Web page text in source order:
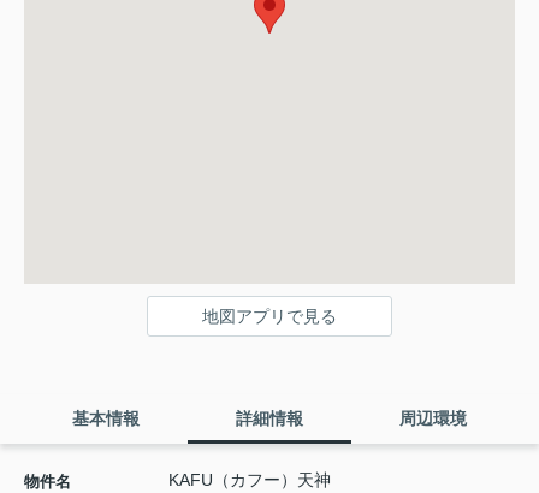
地図アプリで見る
基本情報 詳細情報 周辺環境
物件名 KAFU（カフー）天神